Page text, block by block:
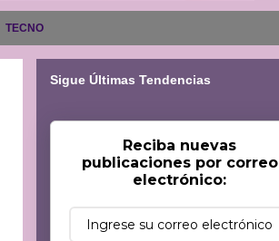
TECNO
Sigue Últimas Tendencias
Reciba nuevas
publicaciones por correo
electrónico: